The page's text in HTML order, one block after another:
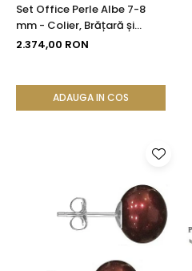
Set Office Perle Albe 7-8
mm - Colier, Brățară și
Cercei, Aur Galben 14K |
2.374,00 RON
ADAUGA IN COS